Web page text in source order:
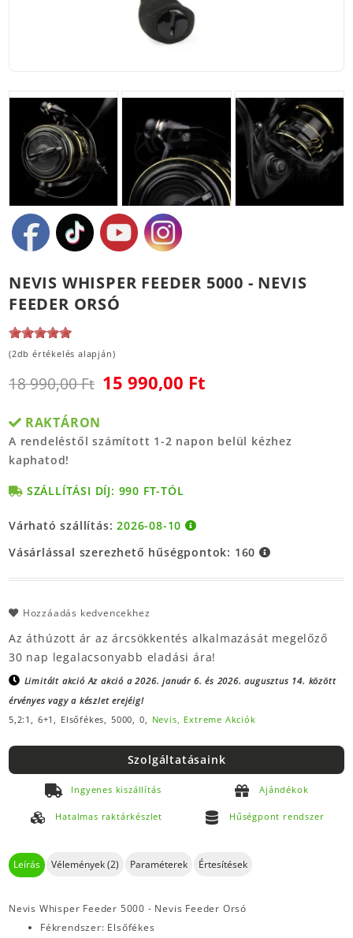
NEVIS WHISPER FEEDER 5000 - NEVIS
FEEDER ORSÓ
(2db értékelés alapján)
18 990,00 Ft 15 990,00 Ft
RAKTÁRON
A rendeléstől számított 1-2 napon belül kézhez
kaphatod!
SZÁLLÍTÁSI DÍJ: 990 FT-TÓL
Várható szállítás:2026-08-10
Vásárlással szerezhető hűségpontok: 160
Hozzáadás kedvencekhez
Az áthúzott ár az árcsökkentés alkalmazását megelőző
30 nap legalacsonyabb eladási ára!
Limitált akcióAz akció a 2026. január 6. és 2026. augusztus 14. között
érvényes vagy a készlet erejéig!
5,2:1, 6+1, Elsőfékes, 5000, 0, Nevis, Extreme Akciók
Szolgáltatásaink
Ingyenes kiszállítás Ajándékok
Hatalmas raktárkészlet Hűségpont rendszer
Leírás Vélemények (2) Paraméterek Értesítések
Nevis Whisper Feeder 5000 - Nevis Feeder Orsó
Fékrendszer: Elsőfékes